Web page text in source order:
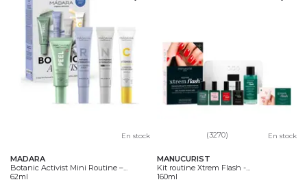
En stock
MADARA
Botanic Activist Mini Routine –...
62ml
(3270) En stock
MANUCURIST
Kit routine Xtrem Flash -...
160ml